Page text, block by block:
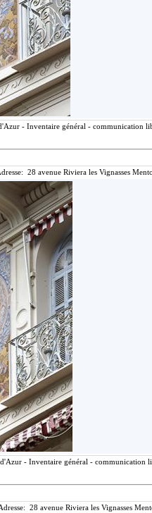
- Inventaire général - communication
28 avenue Riviera les Vignasses
- Inventaire général - communication
28 avenue Riviera les Vignasses